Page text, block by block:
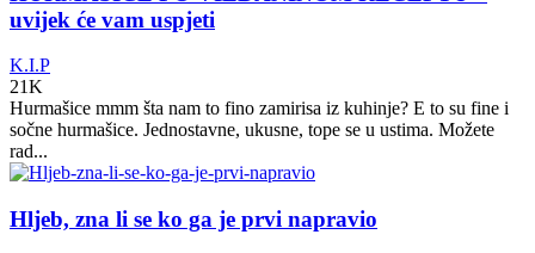
uvijek će vam uspjeti
K.I.P
21K
Hurmašice mmm šta nam to fino zamirisa iz kuhinje? E to su fine i
sočne hurmašice. Jednostavne, ukusne, tope se u ustima. Možete
rad...
Hljeb, zna li se ko ga je prvi napravio